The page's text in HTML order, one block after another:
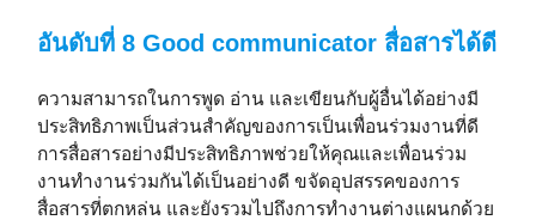
อันดับที่ 8 Good communicator สื่อสารได้ดี
ความสามารถในการพูด อ่าน และเขียนกับผู้อื่นได้อย่างมี
ประสิทธิภาพเป็นส่วนสำคัญของการเป็นเพื่อนร่วมงานที่ดี
การสื่อสารอย่างมีประสิทธิภาพช่วยให้คุณและเพื่อนร่วม
งานทำงานร่วมกันได้เป็นอย่างดี ขจัดอุปสรรคของการ
สื่อสารที่ตกหล่น และยังรวมไปถึงการทำงานต่างแผนกด้วย